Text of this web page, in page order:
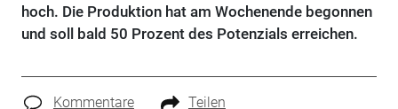
hoch. Die Produktion hat am Wochenende begonnen
und soll bald 50 Prozent des Potenzials erreichen.
Kommentare Teilen